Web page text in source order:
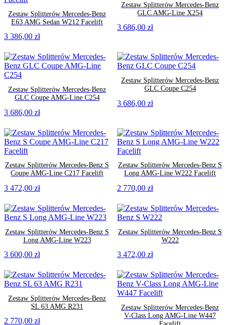
Zestaw Splitterów Mercedes-Benz
E63 AMG Sedan W212 Facelift
3 386,00 zł
Zestaw Splitterów Mercedes-Benz
GLC AMG-Line X254
3 686,00 zł
Zestaw Splitterów Mercedes-Benz
GLC Coupe AMG-Line C254
3 686,00 zł
Zestaw Splitterów Mercedes-Benz
GLC Coupe C254
3 686,00 zł
Zestaw Splitterów Mercedes-Benz S
Coupe AMG-Line C217 Facelift
3 472,00 zł
Zestaw Splitterów Mercedes-Benz S
Long AMG-Line W222 Facelift
2 770,00 zł
Zestaw Splitterów Mercedes-Benz S
Long AMG-Line W223
3 600,00 zł
Zestaw Splitterów Mercedes-Benz S
W222
3 472,00 zł
Zestaw Splitterów Mercedes-Benz
SL 63 AMG R231
2 770,00 zł
Zestaw Splitterów Mercedes-Benz
V-Class Long AMG-Line W447